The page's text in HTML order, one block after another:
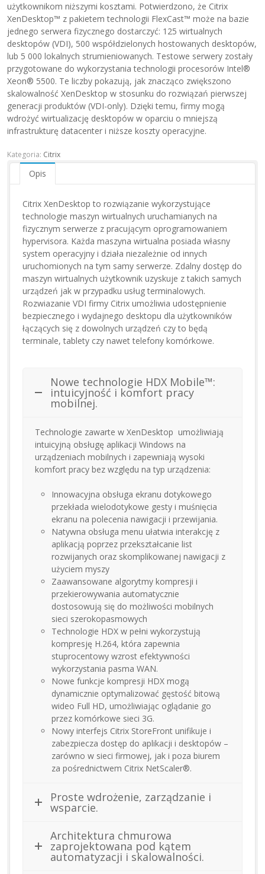
użytkownikom niższymi kosztami. Potwierdzono, że Citrix
XenDesktop™ z pakietem technologii FlexCast™ może na bazie
jednego serwera fizycznego dostarczyć: 125 wirtualnych
desktopów (VDI), 500 współdzielonych hostowanych desktopów,
lub 5 000 lokalnych strumieniowanych. Testowe serwery zostały
przygotowane do wykorzystania technologii procesorów Intel®
Xeon® 5500. Te liczby pokazują, jak znacząco zwiększono
skalowalność XenDesktop w stosunku do rozwiązań pierwszej
generacji produktów (VDI-only). Dzięki temu, firmy mogą
wdrożyć wirtualizację desktopów w oparciu o mniejszą
infrastrukturę datacenter i niższe koszty operacyjne.
Kategoria: Citrix
Opis
Citrix XenDesktop to rozwiązanie wykorzystujące
technologie maszyn wirtualnych uruchamianych na
fizycznym serwerze z pracującym oprogramowaniem
hypervisora. Każda maszyna wirtualna posiada własny
system operacyjny i działa niezależnie od innych
uruchomionych na tym samy serwerze. Zdalny dostęp do
maszyn wirtualnych użytkownik uzyskuje z takich samych
urządzeń jak w przypadku usług terminalowych.
Rozwiazanie VDI firmy Citrix umożliwia udostępnienie
bezpiecznego i wydajnego desktopu dla użytkowników
łączących się z dowolnych urządzeń czy to będą
terminale, tablety czy nawet telefony komórkowe.
Nowe technologie HDX Mobile™:
intuicyjność i komfort pracy
mobilnej.
Technologie zawarte w XenDesktop umożliwiają
intuicyjną obsługę aplikacji Windows na
urządzeniach mobilnych i zapewniają wysoki
komfort pracy bez względu na typ urządzenia:
Innowacyjna obsługa ekranu dotykowego
przekłada wielodotykowe gesty i muśnięcia
ekranu na polecenia nawigacji i przewijania.
Natywna obsługa menu ułatwia interakcję z
aplikacją poprzez przekształcanie list
rozwijanych oraz skomplikowanej nawigacji z
użyciem myszy
Zaawansowane algorytmy kompresji i
przekierowywania automatycznie
dostosowują się do możliwości mobilnych
sieci szerokopasmowych
Technologie HDX w pełni wykorzystują
kompresję H.264, która zapewnia
stuprocentowy wzrost efektywności
wykorzystania pasma WAN.
Nowe funkcje kompresji HDX mogą
dynamicznie optymalizować gęstość bitową
wideo Full HD, umożliwiając oglądanie go
przez komórkowe sieci 3G.
Nowy interfejs Citrix StoreFront unifikuje i
zabezpiecza dostęp do aplikacji i desktopów –
zarówno w sieci firmowej, jak i poza biurem
za pośrednictwem Citrix NetScaler®.
Proste wdrożenie, zarządzanie i
wsparcie.
Architektura chmurowa
zaprojektowana pod kątem
automatyzacji i skalowalności.